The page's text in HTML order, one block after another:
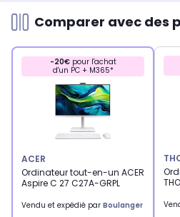
Comparer avec des
-20€pour l'achat
d'un PC + M365*
ACER
Ordinateur tout-en-un ACER
Aspire C 27 C27A-GRPL
Vendu et expédié par Boulanger